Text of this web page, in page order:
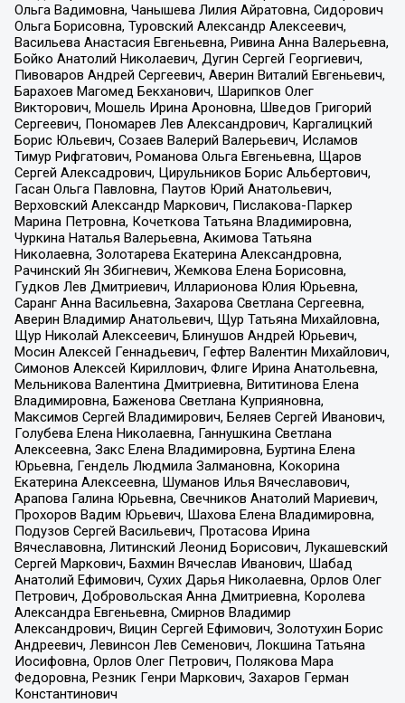
Ольга Вадимовна, Чанышева Лилия Айратовна, Сидорович
Ольга Борисовна, Туровский Александр Алексеевич,
Васильева Анастасия Евгеньевна, Ривина Анна Валерьевна,
Бойко Анатолий Николаевич, Дугин Сергей Георгиевич,
Пивоваров Андрей Сергеевич, Аверин Виталий Евгеньевич,
Барахоев Магомед Бекханович, Шарипков Олег
Викторович, Мошель Ирина Ароновна, Шведов Григорий
Сергеевич, Пономарев Лев Александрович, Каргалицкий
Борис Юльевич, Созаев Валерий Валерьевич, Исламов
Тимур Рифгатович, Романова Ольга Евгеньевна, Щаров
Сергей Алексадрович, Цирульников Борис Альбертович,
Гасан Ольга Павловна, Паутов Юрий Анатольевич,
Верховский Александр Маркович, Пислакова-Паркер
Марина Петровна, Кочеткова Татьяна Владимировна,
Чуркина Наталья Валерьевна, Акимова Татьяна
Николаевна, Золотарева Екатерина Александровна,
Рачинский Ян Збигневич, Жемкова Елена Борисовна,
Гудков Лев Дмитриевич, Илларионова Юлия Юрьевна,
Саранг Анна Васильевна, Захарова Светлана Сергеевна,
Аверин Владимир Анатольевич, Щур Татьяна Михайловна,
Щур Николай Алексеевич, Блинушов Андрей Юрьевич,
Мосин Алексей Геннадьевич, Гефтер Валентин Михайлович,
Симонов Алексей Кириллович, Флиге Ирина Анатольевна,
Мельникова Валентина Дмитриевна, Вититинова Елена
Владимировна, Баженова Светлана Куприяновна,
Максимов Сергей Владимирович, Беляев Сергей Иванович,
Голубева Елена Николаевна, Ганнушкина Светлана
Алексеевна, Закс Елена Владимировна, Буртина Елена
Юрьевна, Гендель Людмила Залмановна, Кокорина
Екатерина Алексеевна, Шуманов Илья Вячеславович,
Арапова Галина Юрьевна, Свечников Анатолий Мариевич,
Прохоров Вадим Юрьевич, Шахова Елена Владимировна,
Подузов Сергей Васильевич, Протасова Ирина
Вячеславовна, Литинский Леонид Борисович, Лукашевский
Сергей Маркович, Бахмин Вячеслав Иванович, Шабад
Анатолий Ефимович, Сухих Дарья Николаевна, Орлов Олег
Петрович, Добровольская Анна Дмитриевна, Королева
Александра Евгеньевна, Смирнов Владимир
Александрович, Вицин Сергей Ефимович, Золотухин Борис
Андреевич, Левинсон Лев Семенович, Локшина Татьяна
Иосифовна, Орлов Олег Петрович, Полякова Мара
Федоровна, Резник Генри Маркович, Захаров Герман
Константинович